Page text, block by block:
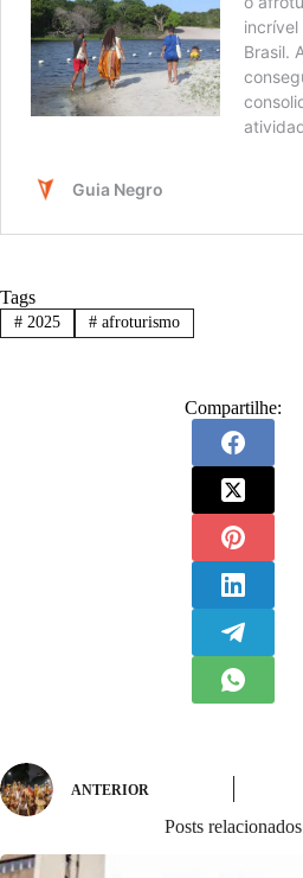
Tags
#2025 #afroturismo
Compartilhe:
ANTERIOR
Posts relacionados